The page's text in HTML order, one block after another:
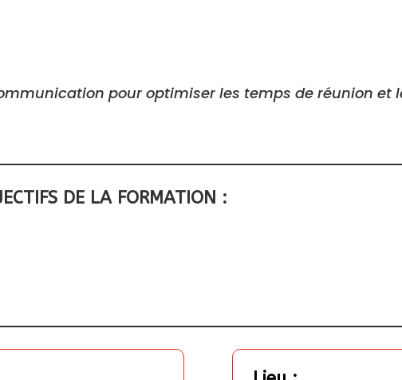
pour optimiser les temps de réunion et
DE LA FORMATION :